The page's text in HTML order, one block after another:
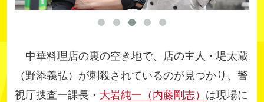
中華料理店の裏の空き地で、店の主人・堤太蔵
（野添義弘）が刺殺されているのが見つかり、警
視庁捜査一課長・ 大岩純一（内藤剛志） は現場に